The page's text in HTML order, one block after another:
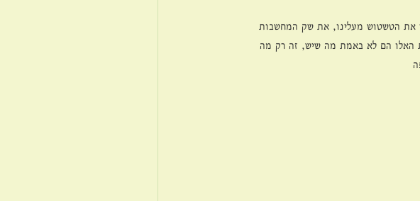
את הטשטוש מעלינו, את שק המחשבות
האלו הם לא באמת מה שיש, זה רק מה